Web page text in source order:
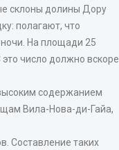
склоны долины Дору
полагают, что
На площади 25
число должно вскоре
содержанием
Вила-Нова-ди-Гайа,
Составление таких